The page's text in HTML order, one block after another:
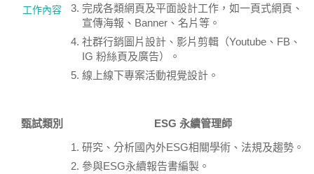
工作內容
完成各類網頁及平面設計工作，如一頁式網頁、
宣傳海報、Banner、名片等。
社群行銷圖片設計、影片剪輯（Youtube、FB、
IG 粉絲頁及廣告）。
線上線下專案活動視覺設計。
甄試類別 ESG 永續管理師
研究、分析國內外ESG相關學術、法規及趨勢。
參與ESG永續報告書編製。